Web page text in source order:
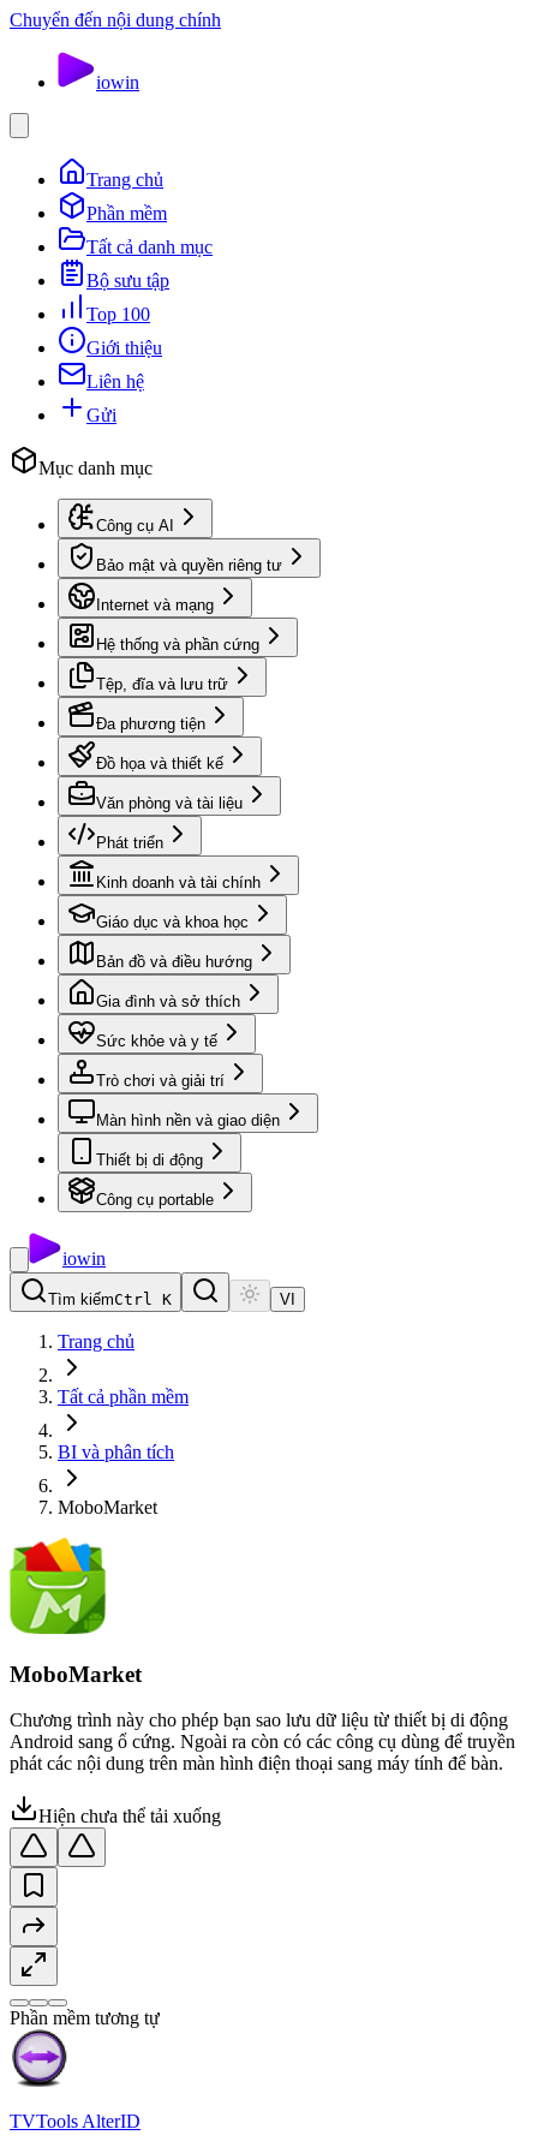
Chuyển đến nội dung chính
iowin
Trang chủ
Phần mềm
Tất cả danh mục
Bộ sưu tập
Top 100
Giới thiệu
Liên hệ
Gửi
Mục danh mục
Công cụ AI
Bảo mật và quyền riêng tư
Internet và mạng
Hệ thống và phần cứng
Tệp, đĩa và lưu trữ
Đa phương tiện
Đồ họa và thiết kế
Văn phòng và tài liệu
Phát triển
Kinh doanh và tài chính
Giáo dục và khoa học
Bản đồ và điều hướng
Gia đình và sở thích
Sức khỏe và y tế
Trò chơi và giải trí
Màn hình nền và giao diện
Thiết bị di động
Công cụ portable
iowin
Tìm kiếmCtrl K VI
Trang chủ
Tất cả phần mềm
BI và phân tích
MoboMarket
MoboMarket
Chương trình này cho phép bạn sao lưu dữ liệu từ thiết bị di động
Android sang ổ cứng. Ngoài ra còn có các công cụ dùng để truyền
phát các nội dung trên màn hình điện thoại sang máy tính để bàn.
Hiện chưa thể tải xuống
Phần mềm tương tự
TVTools AlterID